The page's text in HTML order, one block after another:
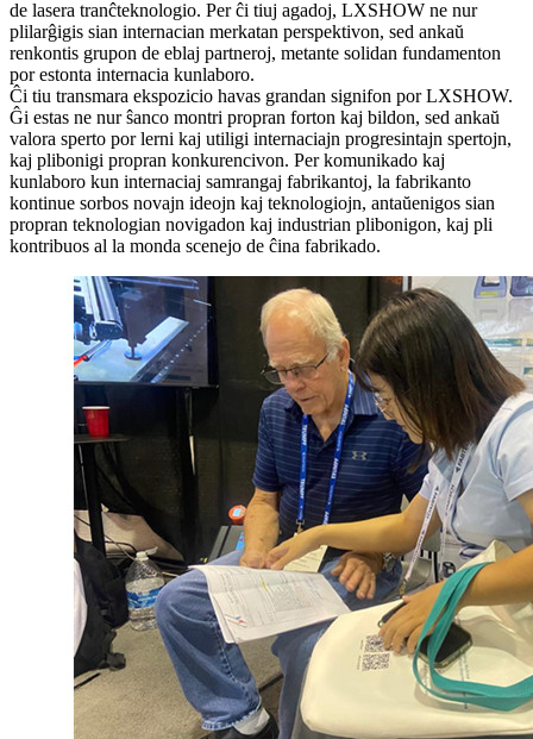
de lasera tranĉteknologio. Per ĉi tiuj agadoj, LXSHOW ne nur
plilarĝigis sian internacian merkatan perspektivon, sed ankaŭ
renkontis grupon de eblaj partneroj, metante solidan fundamenton
por estonta internacia kunlaboro.
Ĉi tiu transmara ekspozicio havas grandan signifon por LXSHOW.
Ĝi estas ne nur ŝanco montri propran forton kaj bildon, sed ankaŭ
valora sperto por lerni kaj utiligi internaciajn progresintajn spertojn,
kaj plibonigi propran konkurencivon. Per komunikado kaj
kunlaboro kun internaciaj samrangaj fabrikantoj, la fabrikanto
kontinue sorbos novajn ideojn kaj teknologiojn, antaŭenigos sian
propran teknologian novigadon kaj industrian plibonigon, kaj pli
kontribuos al la monda scenejo de ĉina fabrikado.